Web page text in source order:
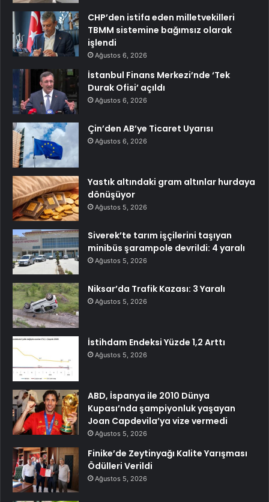
CHP’den istifa eden milletvekilleri
TBMM sistemine bağımsız olarak
işlendi
Ağustos 6, 2026
İstanbul Finans Merkezi’nde ‘Tek
Durak Ofisi’ açıldı
Ağustos 6, 2026
Çin’den AB’ye Ticaret Uyarısı
Ağustos 6, 2026
Yastık altındaki gram altınlar hurdaya
dönüşüyor
Ağustos 5, 2026
Siverek’te tarım işçilerini taşıyan
minibüs şarampole devrildi: 4 yaralı
Ağustos 5, 2026
Niksar’da Trafik Kazası: 3 Yaralı
Ağustos 5, 2026
İstihdam Endeksi Yüzde 1,2 Arttı
Ağustos 5, 2026
ABD, İspanya ile 2010 Dünya
Kupası’nda şampiyonluk yaşayan
Joan Capdevila’ya vize vermedi
Ağustos 5, 2026
Finike’de Zeytinyağı Kalite Yarışması
Ödülleri Verildi
Ağustos 5, 2026